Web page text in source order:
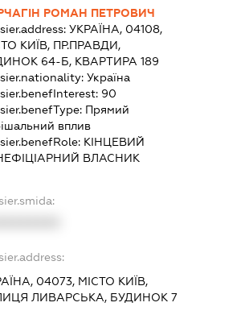
РОМАН ПЕТРОВИЧ
УКРАЇНА, 04108,
КИЇВ, ПР.ПРАВДИ,
64-Б, КВАРТИРА 189
Україна
90
Прямий
вплив
КІНЦЕВИЙ
ВЛАСНИК
04073, МІСТО КИЇВ,
ЛИВАРСЬКА, БУДИНОК 7